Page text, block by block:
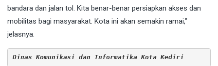
bandara dan jalan tol. Kita benar-benar persiapkan akses dan
mobilitas bagi masyarakat. Kota ini akan semakin ramai,”
jelasnya.
Dinas Komunikasi dan Informatika Kota Kediri